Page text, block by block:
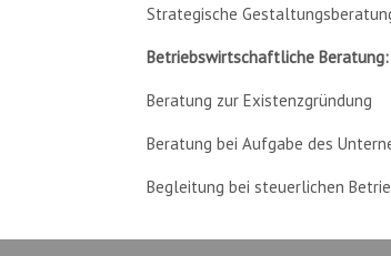
Strategische
Betriebswirtschaftliche Beratung:
Beratung zur Existenzgründung
Beratung bei Aufgabe des
Begleitung bei steuerlichen